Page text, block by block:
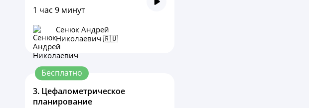
1 час 9 минут
Сенюк Андрей
Николаевич 🇷🇺
Бесплатно
3. Цефалометрическое
планирование